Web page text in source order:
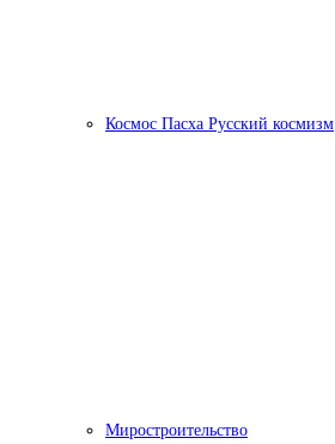
Космос Пасха Русский космизм
Миростроительство